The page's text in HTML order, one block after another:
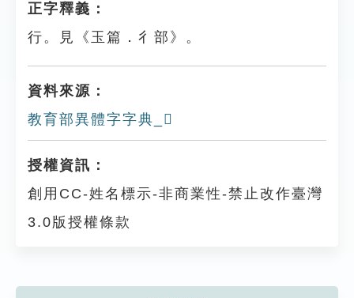
正字釋義：
行。見《玉篇．彳部》。
資料來源：
教育部異體字字典_𢓰
授權資訊：
創用CC-姓名標示-非商業性-禁止改作臺灣
3.0版授權條款